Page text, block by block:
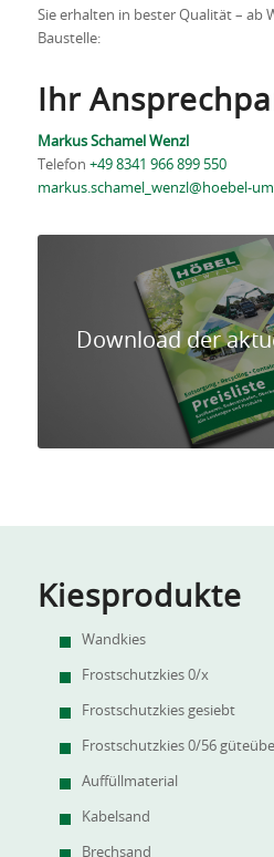
Sie erhalten in bester Qualität – ab
Baustelle:
Ihr
Markus Schamel Wenzl
Telefon +49 8341 966 899 550
markus.schamel_wenzl@hoebel-
Download der
Kiesprodukte
Wandkies
Frostschutzkies 0/x
Frostschutzkies gesiebt
Frostschutzkies 0/56
Auffüllmaterial
Kabelsand
Brechsand